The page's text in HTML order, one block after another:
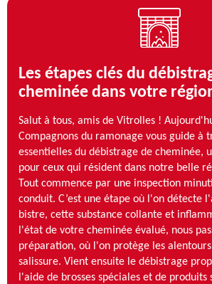
Les étapes clés du
cheminée dans votre
Salut à tous, amis de Vitrolles !
Compagnons du ramonage vous guide à
essentielles du débistrage de cheminée,
pour ceux qui résident dans notre belle
Tout commence par une inspection
conduit. C’est une étape où l'on détecte
bistre, cette substance collante et
l'état de votre cheminée évalué, nous
préparation, où l'on protège les
salissure. Vient ensuite le débistrage
l'aide de brosses spéciales et de produits